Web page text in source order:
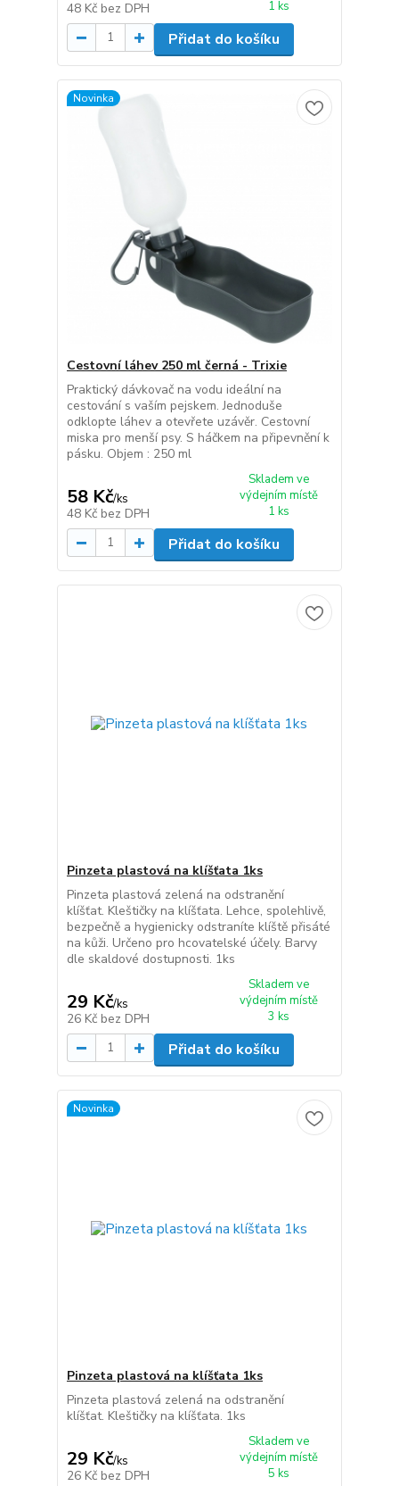
48 Kč bez DPH 1 ks
Přidat do košíku
Novinka
Cestovní láhev 250 ml černá - Trixie
Praktický dávkovač na vodu ideální na
cestování s vaším pejskem. Jednoduše
odklopte láhev a otevřete uzávěr. Cestovní
miska pro menší psy. S háčkem na připevnění k
pásku. Objem : 250 ml
58 Kč/ks
48 Kč bez DPH
Skladem ve
výdejním místě
1 ks
Přidat do košíku
Pinzeta plastová na klíšťata 1ks
Pinzeta plastová zelená na odstranění
klíšťat. Kleštičky na klíšťata. Lehce, spolehlivě,
bezpečně a hygienicky odstraníte klíště přisáté
na kůži. Určeno pro hcovatelské účely. Barvy
dle skaldové dostupnosti. 1ks
29 Kč/ks
26 Kč bez DPH
Skladem ve
výdejním místě
3 ks
Přidat do košíku
Novinka
Pinzeta plastová na klíšťata 1ks
Pinzeta plastová zelená na odstranění
klíšťat. Kleštičky na klíšťata. 1ks
29 Kč/ks
26 Kč bez DPH
Skladem ve
výdejním místě
5 ks